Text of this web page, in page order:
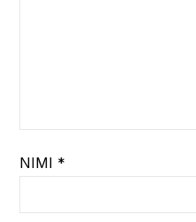
NIMI *